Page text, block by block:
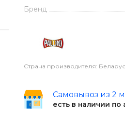
Бренд
Страна производителя:
Самовывоз из 2
есть в наличии по